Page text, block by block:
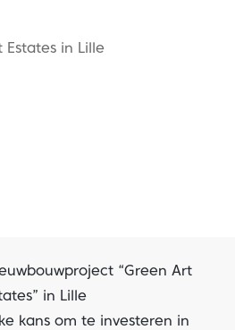
Estates in Lille
in Lille“Green Art
in Lille
kans om te investeren in